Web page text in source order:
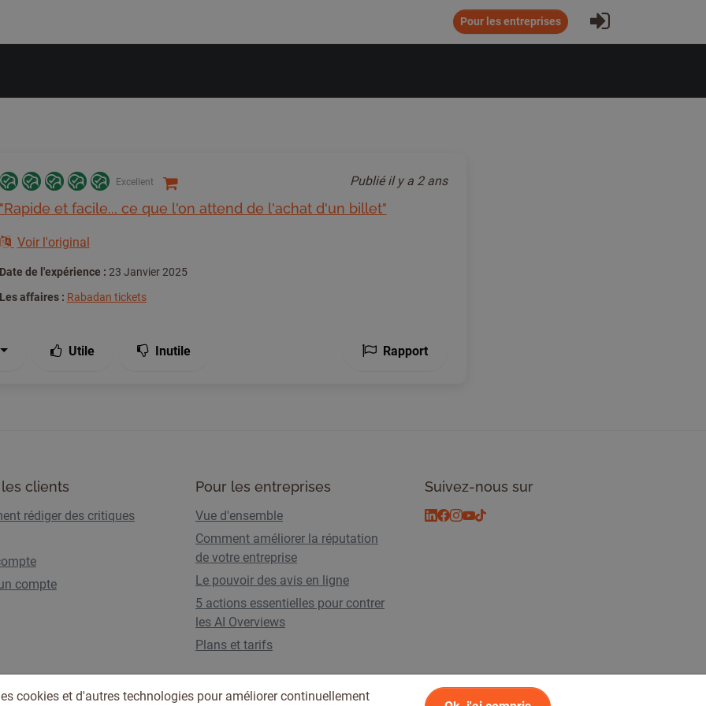
Pour les entreprises S'inscrire
Excellent Publiéil y a 2 ans
"Rapide et facile... ce que l'on attend de l'achat d'un billet"
Voir l'original
Date de l'expérience : 23 Janvier 2025
Les affaires : Rabadan tickets
Utile Inutile Rapport
clients
rédiger des critiques
compte
Pour les entreprises
Vue d'ensemble
Comment améliorer la réputation
de votre entreprise
Le pouvoir des avis en ligne
5 actions essentielles pour contrer
les AI Overviews
Plans et tarifs
Suivez-nous sur
cookies et d'autres technologies pour améliorer continuellement